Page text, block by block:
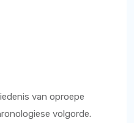
van oproepe
volgorde.